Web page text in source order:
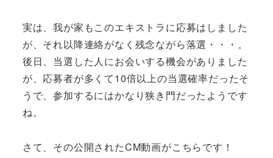
実は、我が家もこのエキストラに応募はしました
が、それ以降連絡がなく残念ながら落選・・・。
後日、当選した人にお会いする機会がありました
が、応募者が多くて10倍以上の当選確率だったそ
うで、参加するにはかなり狭き門だったようです
ね。
さて、その公開されたCM動画がこちらです！